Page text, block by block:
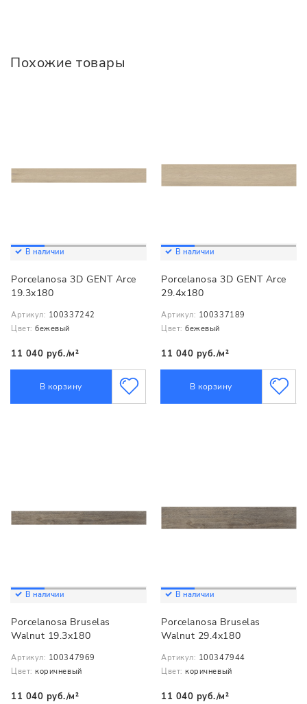
Похожие товары
В наличии
Porcelanosa 3D GENT Arce
19.3x180
Артикул: 100337242
Цвет: бежевый
11 040 руб./м²
В корзину
В наличии
Porcelanosa 3D GENT Arce
29.4x180
Артикул: 100337189
Цвет: бежевый
11 040 руб./м²
В корзину
В наличии
Porcelanosa Bruselas
Walnut 19.3x180
Артикул: 100347969
Цвет: коричневый
11 040 руб./м²
В наличии
Porcelanosa Bruselas
Walnut 29.4x180
Артикул: 100347944
Цвет: коричневый
11 040 руб./м²